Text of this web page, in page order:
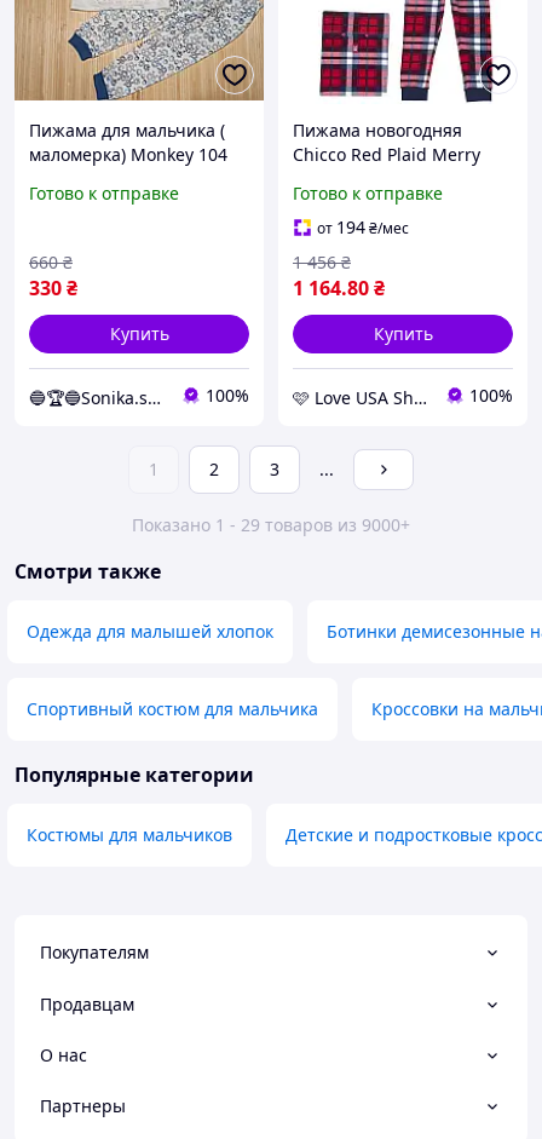
Пижама для мальчика (
маломерка) Monkey 104
Готово к отправке
330₴
660 ₴
Купить
🔵🏆🔵Sonika.shop 100%
Пижама новогодняя
Chicco Red Plaid Merry
Готово к отправке
от 194₴/мес
1 164.80₴
1 456 ₴
Купить
🩷 Love USA Shop 🩷 100%
1 2 3 ...
Показано 1 - 29 товаров из 9000+
Смотри также
Одежда для малышей хлопок Ботинки демисезонные
Спортивный костюм для мальчика Кроссовки на
Популярные категории
Костюмы для мальчиков Детские и подростковые
Покупателям
Продавцам
О нас
Партнеры